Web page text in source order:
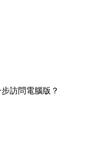
訪問電腦版？